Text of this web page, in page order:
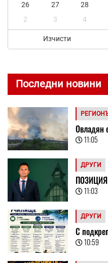
26
27 28
2
3 4
Изчисти
Последни новини
Овладян
11:05
ДРУГИ
ПОЗИЦИЯ
11:03
ДРУГИ
С
10:59